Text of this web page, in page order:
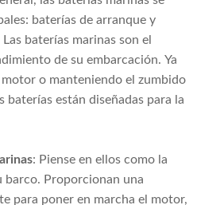
baterías de arranque y
baterías marinas son el
de su embarcación. Ya
o manteniendo el zumbido
baterías están diseñadas para la
: Piense en ellos como la
barco. Proporcionan una
para poner en marcha el motor,